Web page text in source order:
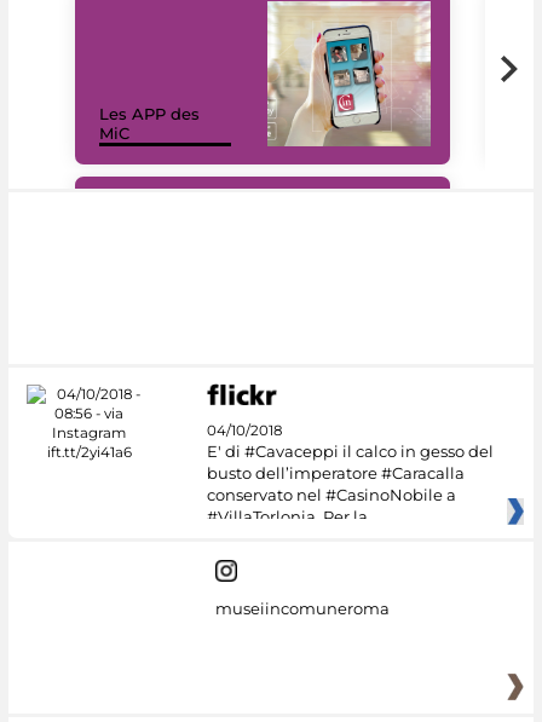
Les APP des
MiC
04/10/2018
E' di #Cavaceppi il calco in gesso del
busto dell’imperatore #Caracalla
conservato nel #CasinoNobile a
#VillaTorlonia. Per la
museiincomuneroma